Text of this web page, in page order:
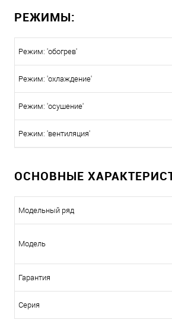
РЕЖИМЫ:
Режим: 'обогрев'
Режим: 'охлаждение'
Режим: 'осушение'
Режим: 'вентиляция'
ОСНОВНЫЕ
Модельный ряд
Модель
Гарантия
Серия